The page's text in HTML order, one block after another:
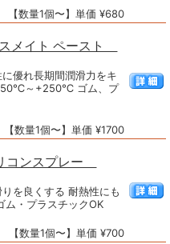
【数量1個〜】単価 ¥680
メイト ペースト
優れ長期間潤滑力をキ
50℃～+250℃ ゴム、プ
【数量1個〜】単価 ¥1700
コンスプレー
を良くする 耐熱性にも
ム・プラスチックOK
【数量1個〜】単価 ¥700